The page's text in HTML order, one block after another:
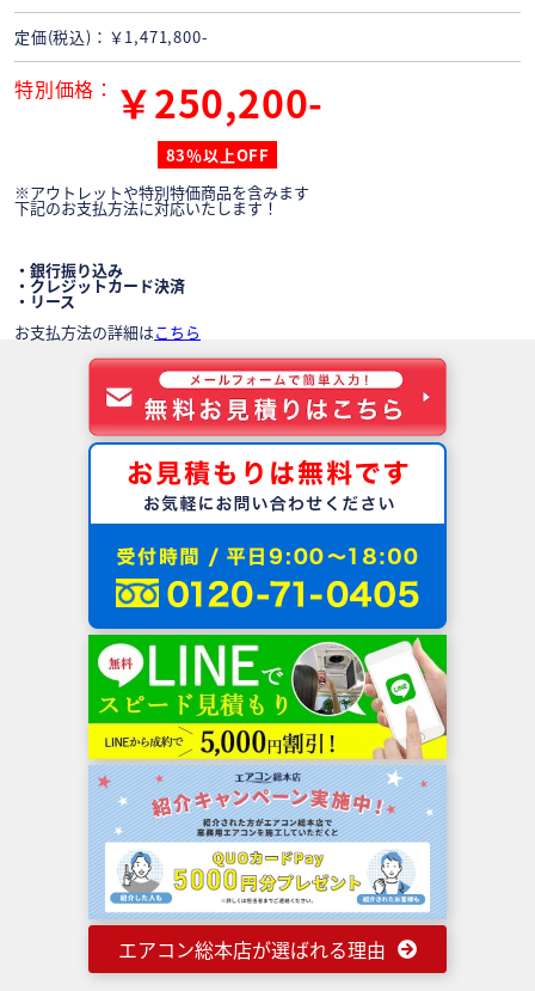
定価(税込) ￥1,471,800-
特別価格 ￥250,200-
83％以上OFF
※アウトレットや特別特価商品を含みます
下記のお支払方法に対応いたします！
・銀行振り込み
・クレジットカード決済
・リース
お支払方法の詳細はこちら
エアコン総本店が選ばれる理由